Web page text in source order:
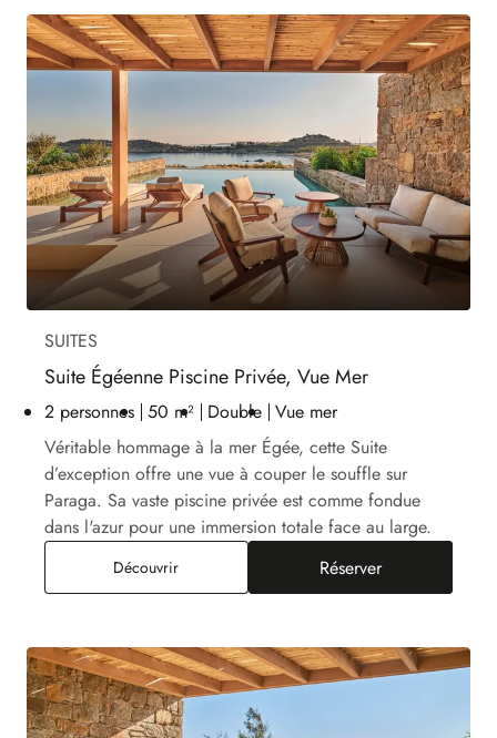
SUITES
Suite Égéenne Piscine Privée, Vue Mer
2 personnes 50 m² Double Vue mer
Véritable hommage à la mer Égée, cette Suite
d’exception offre une vue à couper le souffle sur
Paraga. Sa vaste piscine privée est comme fondue
dans l'azur pour une immersion totale face au large.
DécouvrirSuite Égéenne Piscine Privée, Vue Mer
Réserver